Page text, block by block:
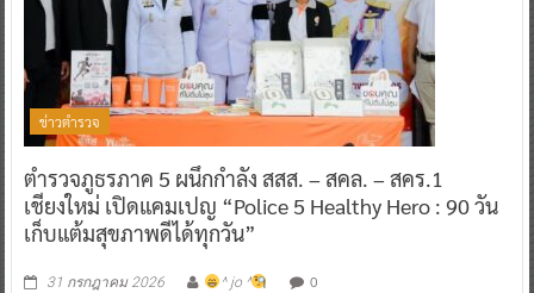
ข่าวตำรวจ
ตำรวจภูธรภาค 5 ผนึกกำลัง สสส. – สคล. – สคร.1
เชียงใหม่ เปิดแคมเปญ “Police 5 Healthy Hero : 90 วัน
เก็บแต้มสุขภาพดีได้ทุกวัน”
31 กรกฎาคม 2026 ^ jo ^ 0